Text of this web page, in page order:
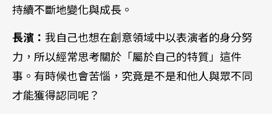
持續不斷地變化與成長。
長濱： 我自己也想在創意領域中以表演者的身分努
力，所以經常思考關於「屬於自己的特質」這件
事。有時候也會苦惱，究竟是不是和他人與眾不同
才能獲得認同呢？